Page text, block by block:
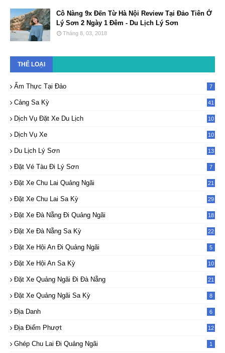
Cô Nàng 9x Đến Từ Hà Nội Review Tại Đảo Tiên Ở
Lý Sơn 2 Ngày 1 Đêm - Du Lịch Lý Sơn
Tháng 8, 03, 2018
THỂ LOẠI
Ẩm Thực Tại Đảo 7
Cảng Sa Kỳ 41
Dịch Vụ Đặt Xe Du Lịch
10
Dịch Vụ Xe
10
Du Lịch Lý Sơn 13
Đặt Vé Tàu Đi Lý Sơn 7
Đặt Xe Chu Lai Quảng Ngãi 21
Đặt Xe Chu Lai Sa Kỳ 29
Đặt Xe Đà Nẵng Đi Quảng Ngãi 18
Đặt Xe Đà Nẵng Sa Kỳ 22
Đặt Xe Hội An Đi Quảng Ngãi 5
Đặt Xe Hội An Sa Kỳ 10
Đặt Xe Quảng Ngãi Đi Đà Nẵng 21
Đặt Xe Quảng Ngãi Sa Kỳ 8
Địa Danh 6
Địa Điểm Phượt 12
Ghép Chu Lai Đi Quảng Ngãi 1